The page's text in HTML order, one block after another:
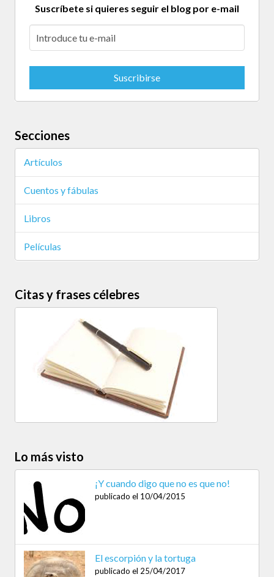
Suscríbete si quieres seguir el blog por e-mail
Secciones
Artículos
Cuentos y fábulas
Libros
Películas
Citas y frases célebres
Lo más visto
¡Y cuando digo que no es que no!
publicado el 10/04/2015
El escorpión y la tortuga
publicado el 25/04/2017